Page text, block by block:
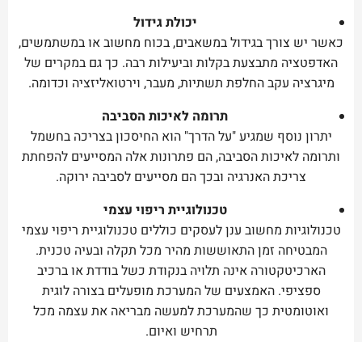
יכולת גידול
כאשר יש צורך בגידול במשאבים, בכוח מחשוב או במשתמשים,
האדפטציה מתבצעת בקלות וביעילות רבה. כך גם במקרים של
מיגרציה עקב החלפת תשתיות, מעבר, וירטואליזציה וכדומה.
תרומה לאיכות הסביבה
יתרון נוסף שמגיע "על הדרך" הוא החיסכון בצריכה בחשמל
ותרומה לאיכות הסביבה, הם פתרונות אלה המסייעים להפחתת
צריכת האנרגיה ובכך הם מסייעים לסביבה ירוקה.
טכנולוגיית ריפוי עצמי
טכנולוגיות מחשוב ענן לעסקים כוללים טכנולוגיית ריפוי עצמי
המבטיחה זמן התאוששות מהיר מכל תקלה ובעיה טכנית.
הארכיטקטורה אינה תלויה בנקודת כשל בודדת או ברכיב
ספציפי. האמצעים של המערכת מופעלים בצורה לוגית
ואוטומטית כך שהמערכת למעשה מבריאה את עצמה מכל
תרחיש ואיום.